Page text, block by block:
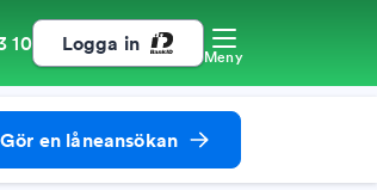
10 Logga in
Meny
Gör en låneansökan